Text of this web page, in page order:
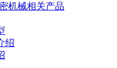
机械相关产品
绍